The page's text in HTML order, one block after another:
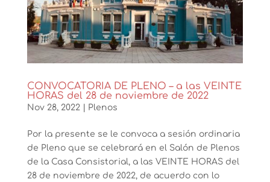
CONVOCATORIA DE PLENO – a las VEINTE
HORAS del 28 de noviembre de 2022
Nov 28, 2022| Plenos
Por la presente se le convoca a sesión ordinaria
de Pleno que se celebrará en el Salón de Plenos
de la Casa Consistorial, a las VEINTE HORAS del
28 de noviembre de 2022, de acuerdo con lo